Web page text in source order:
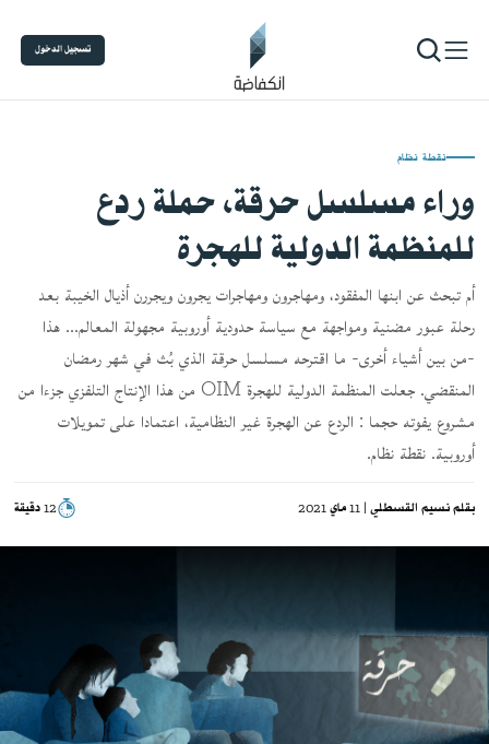
تسجيل الدخول
نقطة نظام
وراء مسلسل حرقة، حملة ردع
للمنظمة الدولية للهجرة
أم تبحث عن ابنها المفقود، ومهاجرون ومهاجرات يجرون ويجررن أذيال الخيبة بعد
رحلة عبور مضنية ومواجهة مع سياسة حدودية أوروبية مجهولة المعالم... هذا
-من بين أشياء أخرى- ما اقترحه مسلسل حرقة الذي بُث في شهر رمضان
المنقضي. جعلت المنظمة الدولية للهجرة OIM من هذا الإنتاج التلفزي جزءا من
مشروع يفوته حجما : الردع عن الهجرة غير النظامية، اعتمادا على تمويلات
أوروبية. نقطة نظام.
بقلم نسيم القسطلي | 11 ماي 2021 12 دقيقة